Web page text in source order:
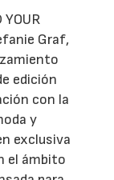
Graf,
edición
con la
y
exclusiva
el ámbito